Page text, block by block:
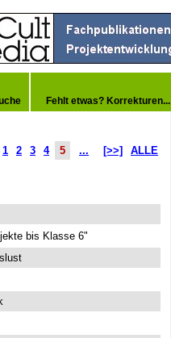
Fehlt etwas? Korrekturen...
1 2 3 4 5 ... [>>] ALLE
bis Klasse 6"